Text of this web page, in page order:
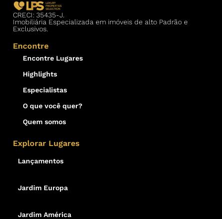
CRECI: 35435-J.
Imobiliária Especializada em imóveis de alto Padrão e
Exclusivos.
Encontre
Encontre Lugares
Highlights
Especialistas
O que você quer?
Quem somos
Explorar Lugares
Lançamentos
Jardim Europa
Jardim América